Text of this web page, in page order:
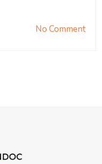
No Comment